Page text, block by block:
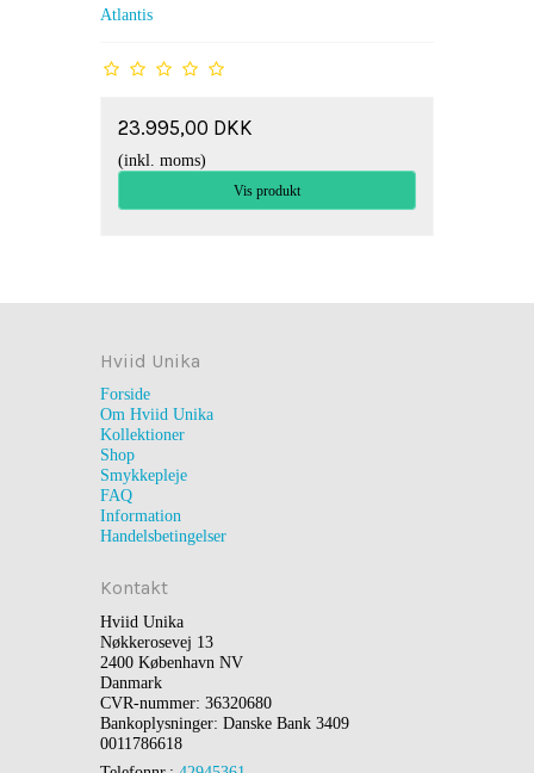
Atlantis
23.995,00 DKK
(inkl. moms)
Vis produkt
Hviid Unika
Forside
Om Hviid Unika
Kollektioner
Shop
Smykkepleje
FAQ
Information
Handelsbetingelser
Kontakt
Hviid Unika
Nøkkerosevej 13
2400 København NV
Danmark
CVR-nummer: 36320680
Bankoplysninger: Danske Bank 3409
0011786618